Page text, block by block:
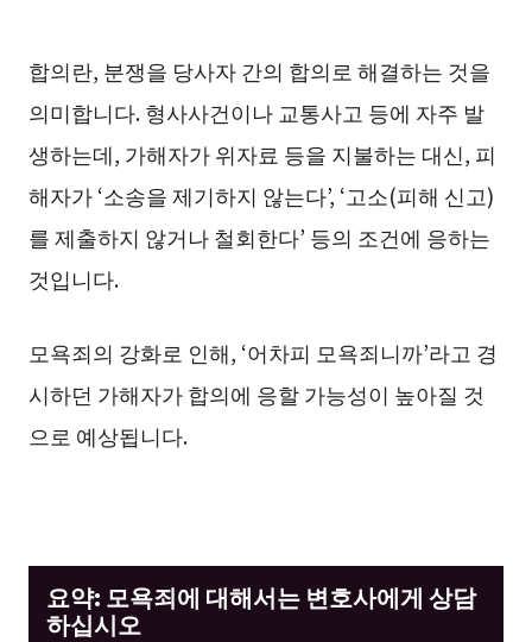
합의란, 분쟁을 당사자 간의 합의로 해결하는 것을
의미합니다. 형사사건이나 교통사고 등에 자주 발
생하는데, 가해자가 위자료 등을 지불하는 대신, 피
해자가 ‘소송을 제기하지 않는다’, ‘고소(피해 신고)
를 제출하지 않거나 철회한다’ 등의 조건에 응하는
것입니다.
모욕죄의 강화로 인해, ‘어차피 모욕죄니까’라고 경
시하던 가해자가 합의에 응할 가능성이 높아질 것
으로 예상됩니다.
요약: 모욕죄에 대해서는 변호사에게 상담
하십시오